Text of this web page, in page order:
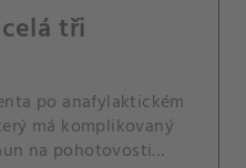
tři
po anafylaktickém
má komplikovaný
na pohotovosti